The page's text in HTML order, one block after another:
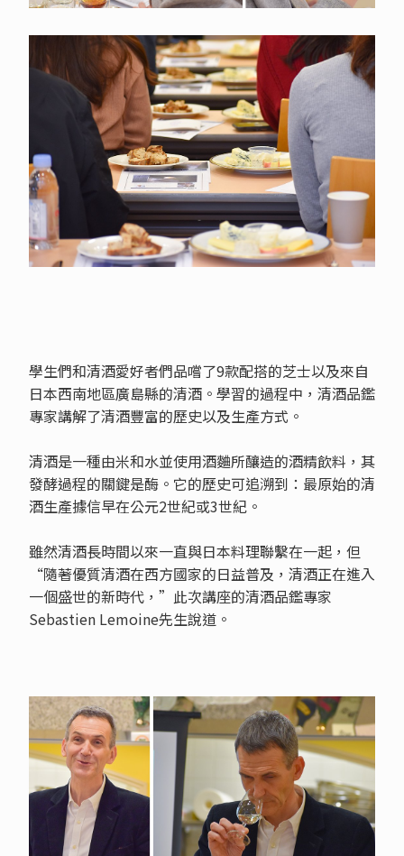
學生們和清酒愛好者們品嚐了9款配搭的芝士以及來自
日本西南地區廣島縣的清酒。學習的過程中，清酒品鑑
專家講解了清酒豐富的歷史以及生產方式。
清酒是一種由米和水並使用酒麯所釀造的酒精飲料，其
發酵過程的關鍵是酶。它的歷史可追溯到：最原始的清
酒生產據信早在公元2世紀或3世紀。
雖然清酒長時間以來一直與日本料理聯繫在一起，但
“隨著優質清酒在西方國家的日益普及，清酒正在進入
一個盛世的新時代，”此次講座的清酒品鑑專家
Sebastien Lemoine先生說道。